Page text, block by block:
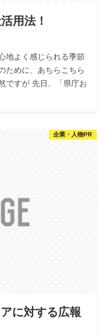
用法！
地よく感じられる季節
ために、あちらこちら
ですが 先日、「県庁お
企業・人物PR
に対する広報